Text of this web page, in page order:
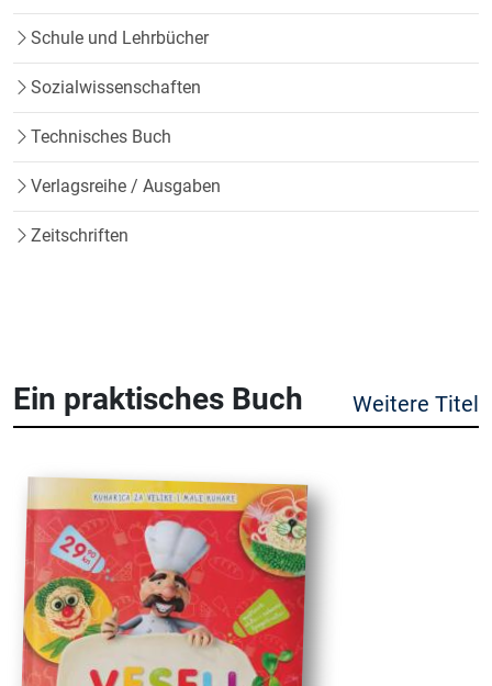
Schule und Lehrbücher
Sozialwissenschaften
Technisches Buch
Verlagsreihe / Ausgaben
Zeitschriften
Ein praktisches Buch Weitere Titel